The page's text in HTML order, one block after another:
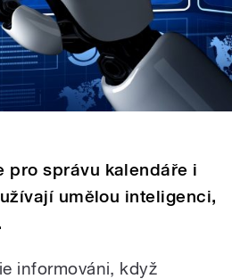
pro správu kalendáře i
umělou inteligenci,
informováni, když